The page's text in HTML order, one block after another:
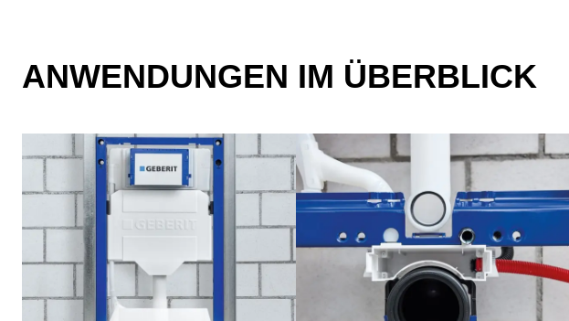
ANWENDUNGEN IM ÜBERBLICK